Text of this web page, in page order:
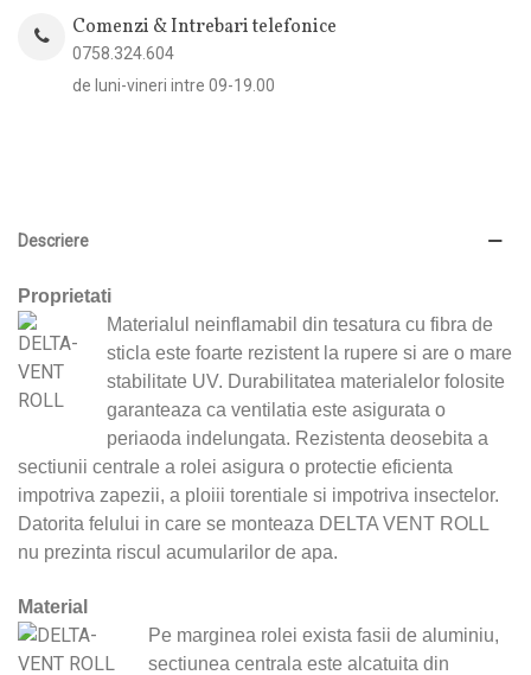
Comenzi & Intrebari telefonice
0758.324.604
de luni-vineri intre 09-19.00
Descriere
Proprietati
Materialul neinflamabil din tesatura cu fibra de
sticla este foarte rezistent la rupere si are o mare
stabilitate UV. Durabilitatea materialelor folosite
garanteaza ca ventilatia este asigurata o
periaoda indelungata. Rezistenta deosebita a
sectiunii centrale a rolei asigura o protectie eficienta
impotriva zapezii, a ploiii torentiale si impotriva insectelor.
Datorita felului in care se monteaza DELTA VENT ROLL
nu prezinta riscul acumularilor de apa.
Material
Pe marginea rolei exista fasii de aluminiu,
sectiunea centrala este alcatuita din